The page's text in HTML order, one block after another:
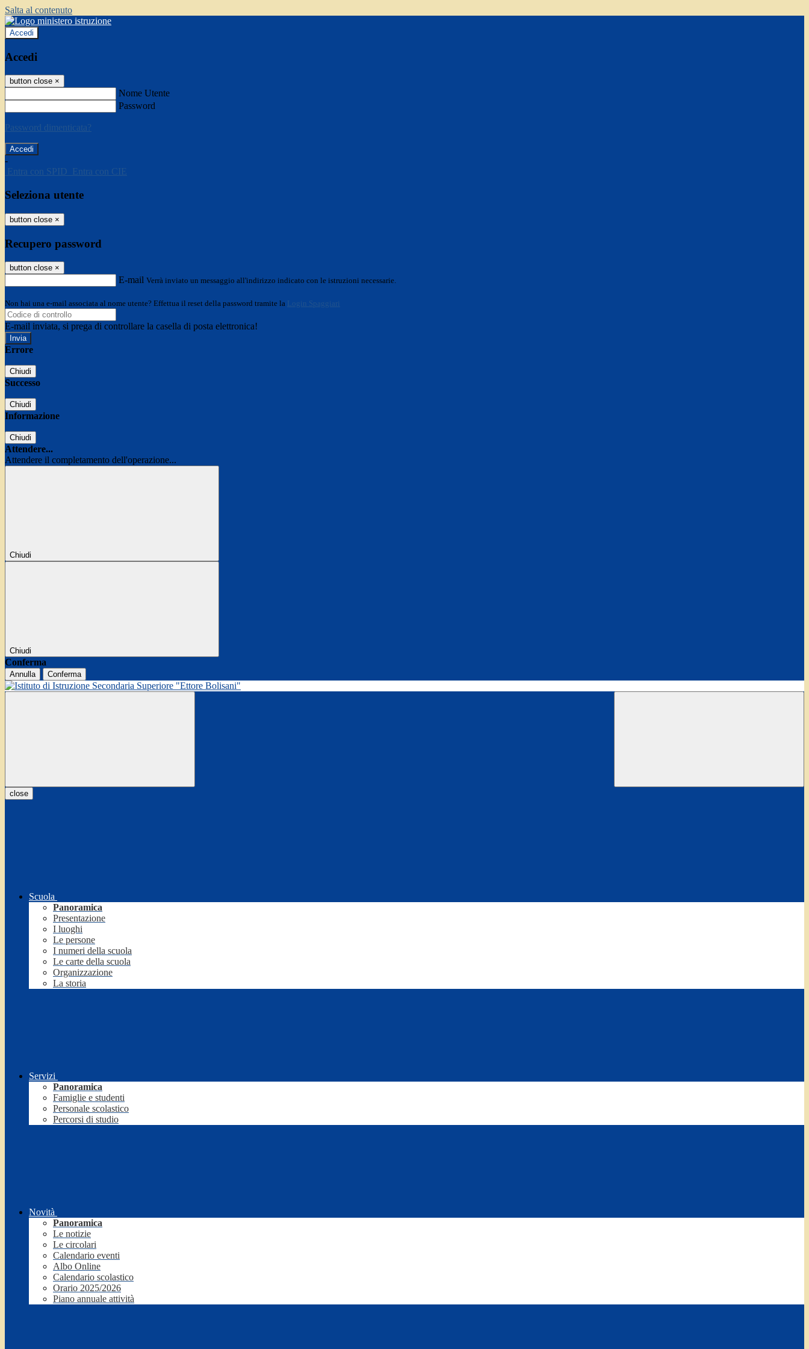
Salta al contenuto
Accedi
Accedi
button close ×
Nome Utente
Password
Password dimenticata?
-
Entra con SPID
Entra con CIE
Seleziona utente
button close ×
Recupero password
button close ×
E-mail Verrà inviato un messaggio all'indirizzo indicato con le istruzioni necessarie.
Non hai una e-mail associata al nome utente? Effettua il reset della password tramite la Login Spaggiari
E-mail inviata, si prega di controllare la casella di posta elettronica!
Errore
Chiudi
Successo
Chiudi
Informazione
Chiudi
Attendere...
Attendere il completamento dell'operazione...
Chiudi
Chiudi
Conferma
Annulla Conferma
close
Scuola
Panoramica
Presentazione
I luoghi
Le persone
I numeri della scuola
Le carte della scuola
Organizzazione
La storia
Servizi
Panoramica
Famiglie e studenti
Personale scolastico
Percorsi di studio
Novità
Panoramica
Le notizie
Le circolari
Calendario eventi
Albo Online
Calendario scolastico
Orario 2025/2026
Piano annuale attività